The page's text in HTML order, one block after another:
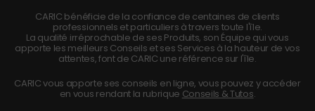
CARIC bénéficie de la confiance de centaines de clients
professionnels et particuliers à travers toute l'île.
La qualité irréprochable de ses Produits, son Équipe qui vous
apporte les meilleurs Conseils et ses Services à la hauteur de vos
attentes, font de CARIC une référence sur l'île.
CARIC vous apporte ses conseils en ligne, vous pouvez y accéder
en vous rendant la rubrique Conseils & Tutos.